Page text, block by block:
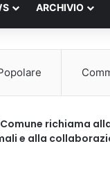
ARCHIVIO
richiama
e alla